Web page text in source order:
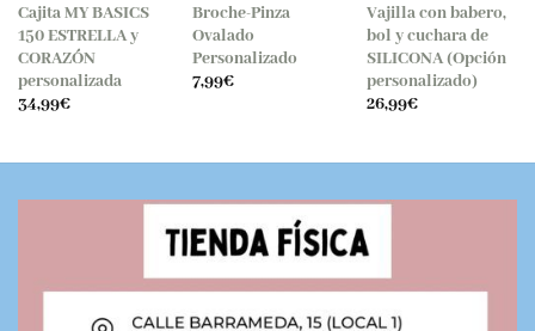
Cajita MY BASICS
150 ESTRELLA y
CORAZÓN
personalizada
34,99€
Broche-Pinza
Ovalado
Personalizado
7,99€
Vajilla con babero,
bol y cuchara de
SILICONA (Opción
personalizado)
26,99€